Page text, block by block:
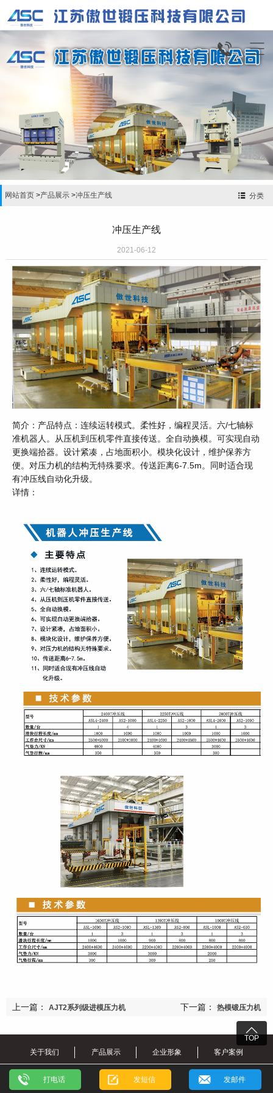


分类
网站首页 >产品展示 >冲压生产线
冲压生产线
2021-06-12
简介：产品特点：连续运转模式。柔性好，编程灵活。六/七轴标
准机器人。从压机到压机零件直接传送。全自动换模。可实现自动
更换端拾器。设计紧凑，占地面积小。模块化设计，维护保养方
便。对压力机的结构无特殊要求。传送距离6-7.5m。同时适合现
有冲压线自动化升级。
详情：
下一篇： 热模锻压力机
上一篇： AJT2系列级进模压力机

TOP
关于我们
产品展示 企业形象 客户案例
新闻中心
打电话 发短信 发邮件